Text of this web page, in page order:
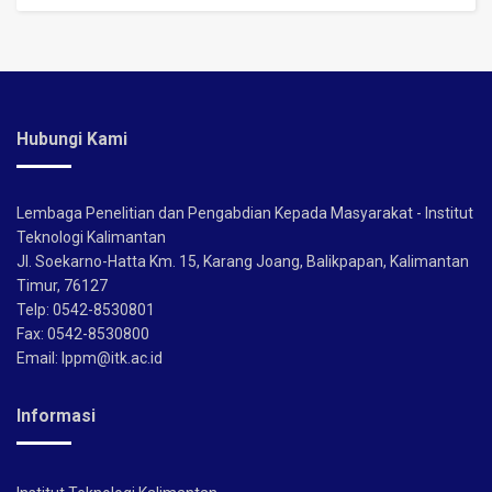
Hubungi Kami
Lembaga Penelitian dan Pengabdian Kepada Masyarakat - Institut
Teknologi Kalimantan
Jl. Soekarno-Hatta Km. 15, Karang Joang, Balikpapan, Kalimantan
Timur, 76127
Telp: 0542-8530801
Fax: 0542-8530800
Email: lppm@itk.ac.id
Informasi